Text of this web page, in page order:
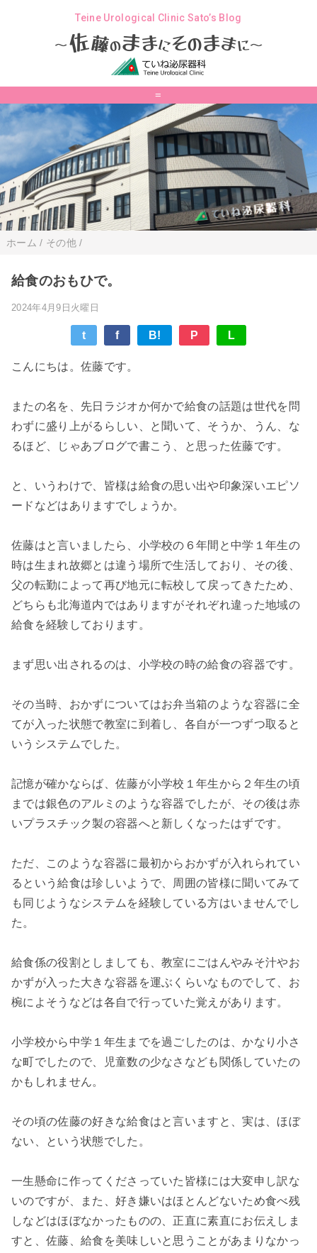
Teine Urological Clinic Sato’s Blog
～佐藤のままにそのままに～
=
ホーム / その他/
給食のおもひで。
2024年4月9日火曜日
t f B! P L
こんにちは。佐藤です。
またの名を、先日ラジオか何かで給食の話題は世代を問
わずに盛り上がるらしい、と聞いて、そうか、うん、な
るほど、じゃあブログで書こう、と思った佐藤です。
と、いうわけで、皆様は給食の思い出や印象深いエピソ
ードなどはありますでしょうか。
佐藤はと言いましたら、小学校の６年間と中学１年生の
時は生まれ故郷とは違う場所で生活しており、その後、
父の転勤によって再び地元に転校して戻ってきたため、
どちらも北海道内ではありますがそれぞれ違った地域の
給食を経験しております。
まず思い出されるのは、小学校の時の給食の容器です。
その当時、おかずについてはお弁当箱のような容器に全
てが入った状態で教室に到着し、各自が一つずつ取ると
いうシステムでした。
記憶が確かならば、佐藤が小学校１年生から２年生の頃
までは銀色のアルミのような容器でしたが、その後は赤
いプラスチック製の容器へと新しくなったはずです。
ただ、このような容器に最初からおかずが入れられてい
るという給食は珍しいようで、周囲の皆様に聞いてみて
も同じようなシステムを経験している方はいませんでし
た。
給食係の役割としましても、教室にごはんやみそ汁やお
かずが入った大きな容器を運ぶくらいなものでして、お
椀によそうなどは各自で行っていた覚えがあります。
小学校から中学１年生までを過ごしたのは、かなり小さ
な町でしたので、児童数の少なさなども関係していたの
かもしれません。
その頃の佐藤の好きな給食はと言いますと、実は、ほぼ
ない、という状態でした。
一生懸命に作ってくださっていた皆様には大変申し訳な
いのですが、また、好き嫌いはほとんどないため食べ残
しなどはほぼなかったものの、正直に素直にお伝えしま
すと、佐藤、給食を美味しいと思うことがあまりなかっ